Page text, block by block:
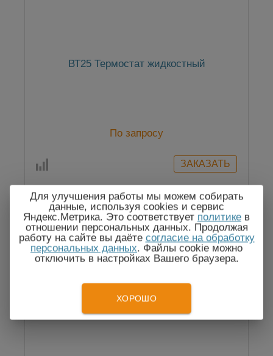
ВТ25 Термостат жидкостный
По запросу
Для улучшения работы мы можем собирать
данные, используя cookies и сервис
Яндекс.Метрика. Это соответствует политике в
отношении персональных данных. Продолжая
работу на сайте вы даёте согласие на обработку
персональных данных. Файлы cookie можно
отключить в настройках Вашего браузера.
ХОРОШО